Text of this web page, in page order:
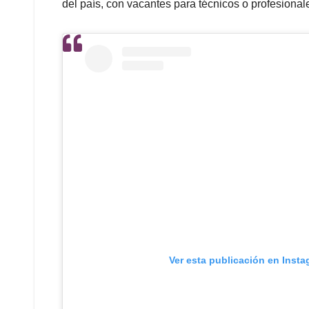
del país, con vacantes para técnicos o
Ver esta publicación en